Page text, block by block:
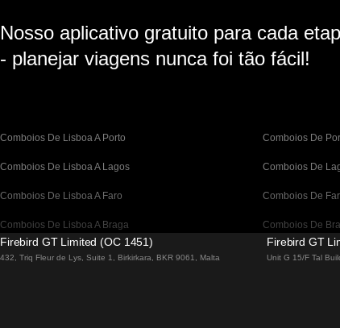
Nosso aplicativo gratuito para cada
- planejar viagens nunca foi tão fácil!
Comboios De Lisboa A Porto Comboios De
Comboios De Lisboa A Lagos Comboios De
Comboios De Lisboa A Faro Comboios De
Comboios De Lisboa A Braga Comboios De
Comboios De Barcelona A Madrid Comboios De
Firebird GT Limited (OC 1451)
432, Triq Fleur de Lys, Suite 1, Birkirkara, BKR 9061, Malta
Firebird GT
Unit G 15/F Tal